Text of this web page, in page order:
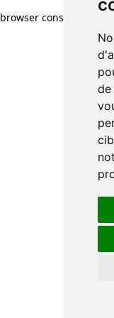
de
browser console for